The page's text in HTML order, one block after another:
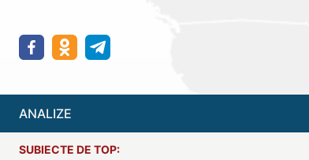
ANALIZE
SUBIECTE DE TOP: